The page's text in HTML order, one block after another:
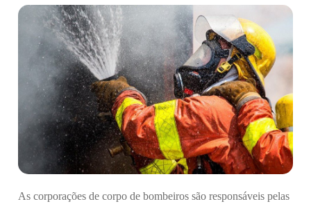
As corporações de corpo de bombeiros são responsáveis pelas